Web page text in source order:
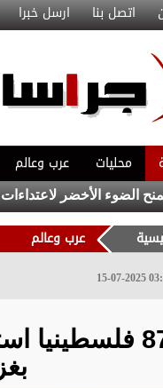
اتصل بنا ارسل خبرا
محليات عرب وعالم
الأخضر لاعتداءات
عرب وعالم
15-07-2025
875